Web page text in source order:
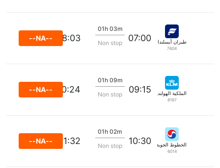
طيران أيسلندا
7604
07:00
01h 03m
Non stop
08:03
--NA--
الملكية الهولندية كي إل إم
8167
09:15
01h 09m
Non stop
10:24
--NA--
الخطوط الجوية الكورية
6014
10:30
01h 02m
Non stop
11:32
--NA--